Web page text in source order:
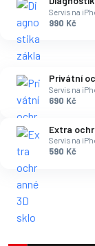
Servis na
990 Kč
Privátní
Servis na
690 Kč
Extra
Servis na
590 Kč